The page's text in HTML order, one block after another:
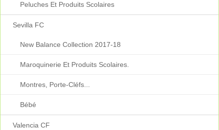
Peluches Et Produits Scolaires
Sevilla FC
New Balance Collection 2017-18
Maroquinerie Et Produits Scolaires.
Montres, Porte-Cléfs...
Bébé
Valencia CF